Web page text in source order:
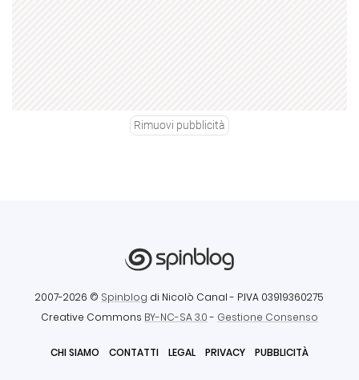
Rimuovi pubblicità
2007-2026 © Spinblog di Nicolò Canal - P.IVA 03919360275
Creative Commons BY-NC-SA 3.0- Gestione Consenso
CHI SIAMO CONTATTI LEGAL PRIVACY PUBBLICITÀ